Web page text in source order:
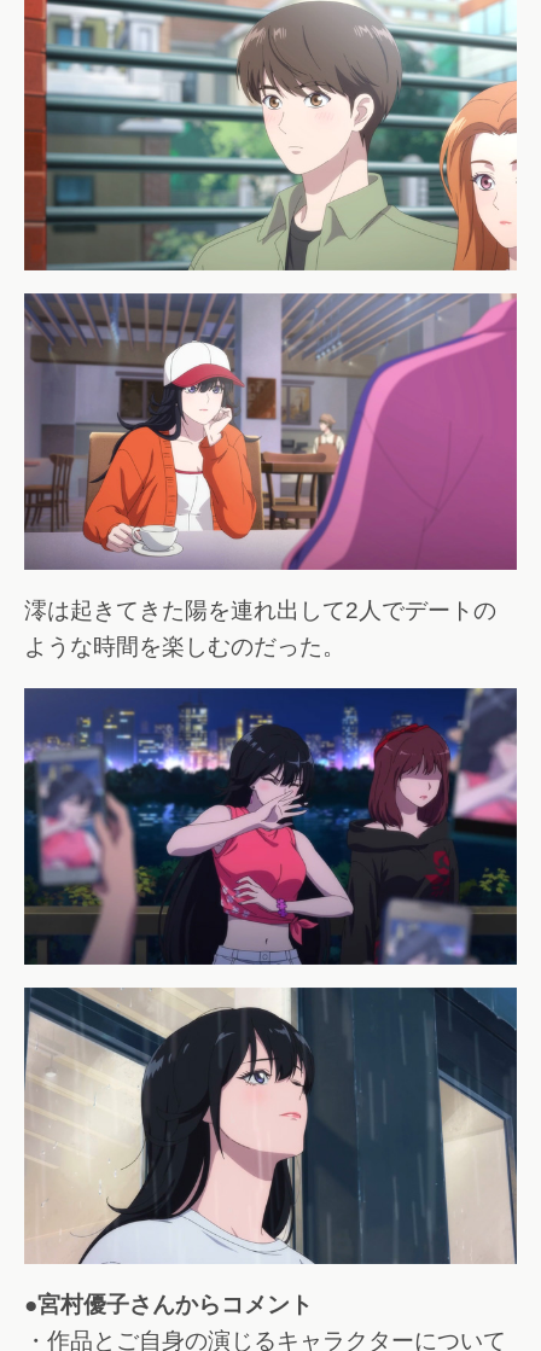
澪は起きてきた陽を連れ出して2人でデートの
ような時間を楽しむのだった。
●宮村優子さんからコメント
・作品とご自身の演じるキャラクターについて